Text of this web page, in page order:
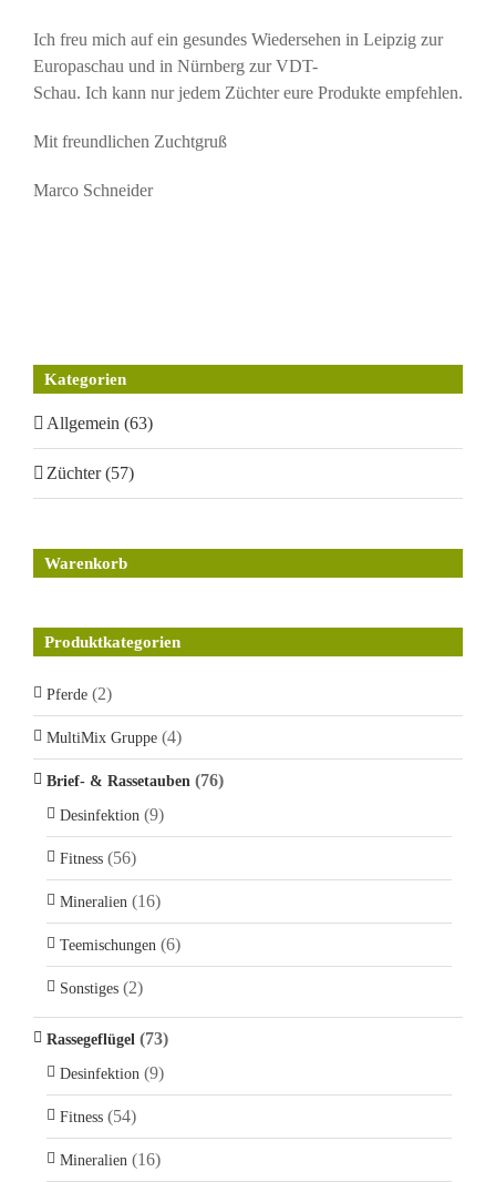
Ich freu mich auf ein gesundes Wiedersehen in Leipzig zur
Europaschau und in Nürnberg zur VDT-
Schau. Ich kann nur jedem Züchter eure Produkte empfehlen.
Mit freundlichen Zuchtgruß
Marco Schneider
Kategorien
Allgemein (63)
Züchter (57)
Warenkorb
Produktkategorien
Pferde (2)
MultiMix Gruppe (4)
Brief- & Rassetauben (76)
Desinfektion (9)
Fitness (56)
Mineralien (16)
Teemischungen (6)
Sonstiges (2)
Rassegeflügel (73)
Desinfektion (9)
Fitness (54)
Mineralien (16)